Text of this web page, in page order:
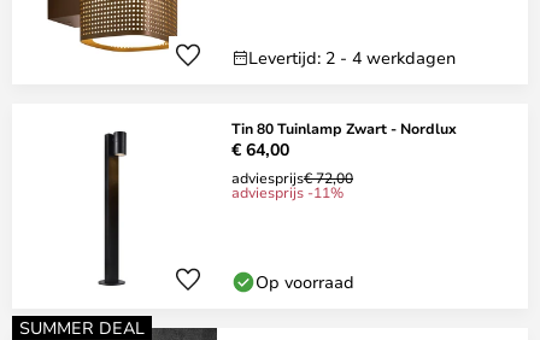
Levertijd: 2 - 4 werkdagen
Tin 80 Tuinlamp Zwart - Nordlux
€ 64,00
adviesprijs€ 72,00
adviesprijs -11%
Op voorraad
SUMMER DEAL